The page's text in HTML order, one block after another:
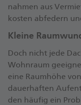
nah­men aus
kos­ten ab­fe­dern
Klei­ne
Doch nicht je­de
Wohn­raum
ei­ne Raum­hö­he
dau­er­haf­ten
den häu­fig ein